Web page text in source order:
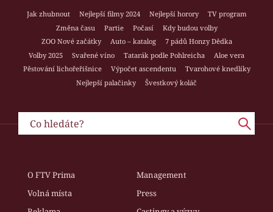
Jak zhubnout Nejlepší filmy 2024 Nejlepší horory
TV program
Změna času
Partie Počasí
Kdy budou volby
ZOO Nové začátky
Auto – katalog
7 pádů Honzy Dědka
Volby 2025
Svařené víno Tatarák podle Pohlreicha
Aloe vera
Pěstování lichořeřišnice
Výpočet ascendentu
Tvarohové knedlíky
Nejlepší palačinky
Švestkový koláč
O FTV Prima
Management
Volná místa
Press